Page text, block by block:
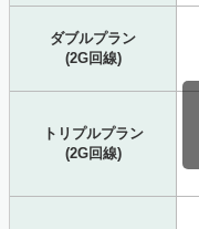
ダブルプラン
(2G回線)
トリプルプラン
(2G回線)